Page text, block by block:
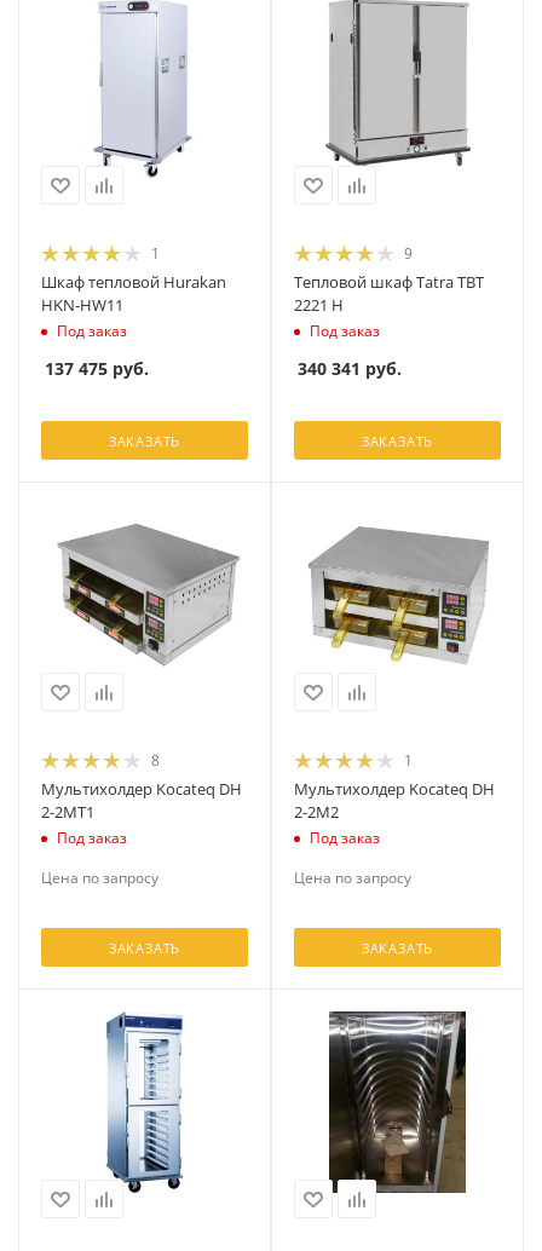
1
Шкаф тепловой Hurakan
HKN-HW11
Под заказ
137 475 руб.
ЗАКАЗАТЬ
9
Тепловой шкаф Tatra TBT
2221 H
Под заказ
340 341 руб.
ЗАКАЗАТЬ
8
Мультихолдер Kocateq DH
2-2MT1
Под заказ
Цена по запросу
ЗАКАЗАТЬ
1
Мультихолдер Kocateq DH
2-2M2
Под заказ
Цена по запросу
ЗАКАЗАТЬ